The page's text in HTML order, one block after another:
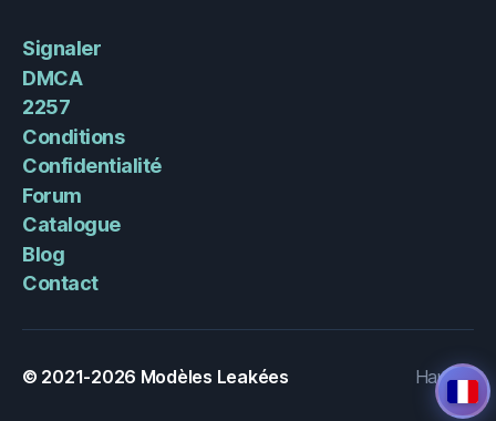
Signaler
DMCA
2257
Conditions
Confidentialité
Forum
Catalogue
Blog
Contact
© 2021-2026 Modèles Leakées Haut↑